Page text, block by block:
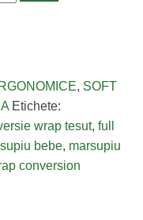
, SOFT
Etichete:
wrap tesut, full
bebe, marsupiu
conversion